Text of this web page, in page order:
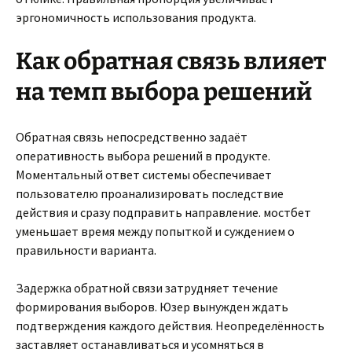
эргономичность использования продукта.
Как обратная связь влияет
на темп выбора решений
Обратная связь непосредственно задаёт
оперативность выбора решений в продукте.
Моментальный ответ системы обеспечивает
пользователю проанализировать последствие
действия и сразу подправить направление. мостбет
уменьшает время между попыткой и суждением о
правильности варианта.
Задержка обратной связи затрудняет течение
формирования выборов. Юзер вынужден ждать
подтверждения каждого действия. Неопределённость
заставляет останавливаться и усомняться в